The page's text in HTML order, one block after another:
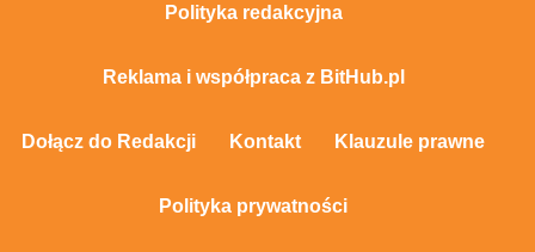
Polityka redakcyjna
Reklama i współpraca z BitHub.pl
Dołącz do Redakcji Kontakt Klauzule prawne
Polityka prywatności